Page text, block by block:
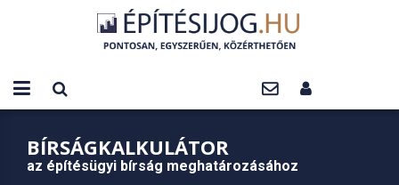
BÍRSÁGKALKULÁTOR
az építésügyi bírság meghatározásához